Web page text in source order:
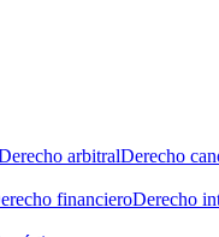
arbitralDerecho
financieroDerecho